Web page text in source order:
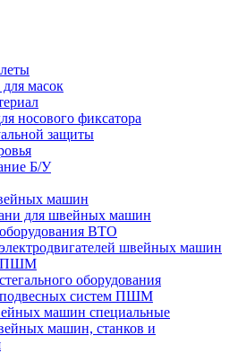
масок
носового фиксатора
защиты
Б/У
машин
для швейных машин
ВТО
швейных машин
ПШМ
оборудования
подвесных систем ПШМ
машин специальные
машин, станков и